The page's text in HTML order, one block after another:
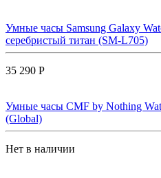
Умные часы Samsung Galaxy
серебристый титан (SM-L705)
35 290 Р
Умные часы CMF by Nothing
(Global)
Нет в наличии